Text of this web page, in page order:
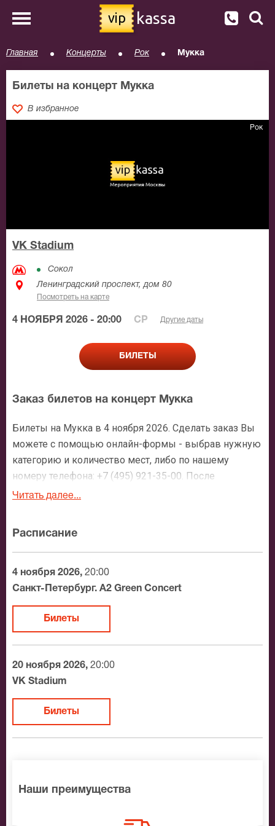
vip kassa
Главная Концерты Рок Мукка
Билеты на концерт Мукка
В избранное
Рок
VK Stadium
Сокол
Ленинградский проспект, дом 80
Посмотреть на карте
4 НОЯБРЯ 2026 - 20:00 СР Другие даты
БИЛЕТЫ
Заказ билетов на концерт Мукка
Билеты на Мукка в 4 ноября 2026. Сделать заказ Вы
можете с помощью онлайн-формы - выбрав нужную
категорию и количество мест, либо по нашему
номеру телефона: +7 (495) 921-35-00. После
оформления заявки с Вами свяжется персональный
зале, о том как заказать билет и утвердит адрес
доставки.
Официальные билеты на Мукка
После бронирования билетов, ожидайте доставку по
Москве в течение не более 2-х часов. Бесплатная
доставка билетов осуществляется в пределах МКАД
возле метро или в пешей доступности. Оплатить
заказ Вы можете с помощью:
Банковской картой
Наличными
Связной
Читать далее...
Расписание
4 ноября 2026, 20:00
Санкт-Петербург. A2 Green Concert
Билеты
20 ноября 2026, 20:00
VK Stadium
Билеты
Наши преимущества